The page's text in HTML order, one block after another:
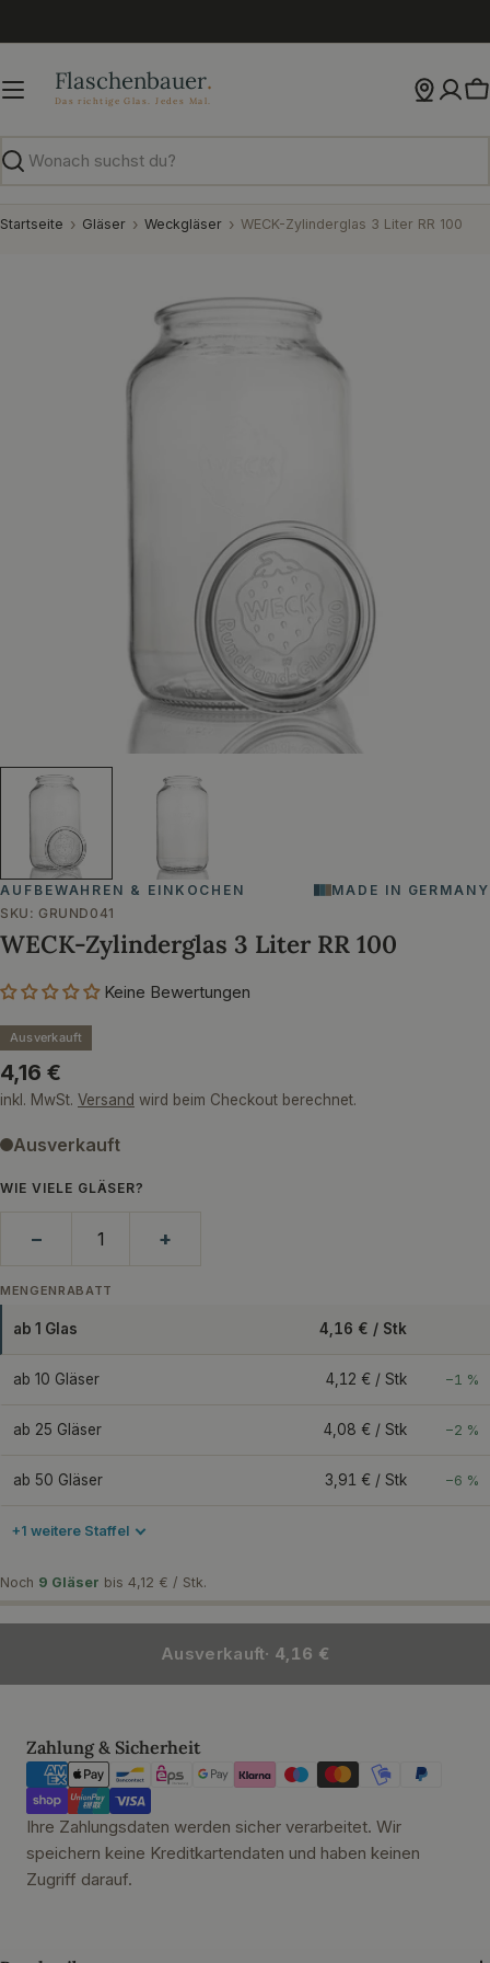
Inhalt
Suchen
Startseite Gläser Weckgläser WECK-Zylinderglas 3 Liter RR 100
Sie das Medium 0 im Modalformat
AUFBEWAHREN & EINKOCHEN
MADE IN GERMANY
SKU: GRUND041
WECK-Zylinderglas 3 Liter RR 100
Keine Bewertungen
Ausverkauft
Regulärer
Preis
4,16 €
inkl. MwSt. Versand wird beim Checkout berechnet.
Ausverkauft
WIE VIELE GLÄSER?
− +
MENGENRABATT
ab 1 Glas 4,16 € / Stk
ab 10 Gläser 4,12 € / Stk −1 %
ab 25 Gläser 4,08 € / Stk −2 %
ab 50 Gläser 3,91 € / Stk −6 %
+1 weitere Staffel
Noch 9 Gläser bis 4,12 € / Stk.
Ausverkauft· 4,16 €
Zahlung & Sicherheit
Zahlungsmethoden
Ihre Zahlungsdaten werden sicher verarbeitet. Wir
speichern keine Kreditkartendaten und haben keinen
Zugriff darauf.